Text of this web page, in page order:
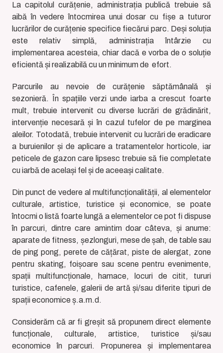
La capitolul curățenie, administrația publică trebuie să
aibă în vedere întocmirea unui dosar cu fișe a tuturor
lucrărilor de curățenie specifice fiecărui parc. Deși soluția
este relativ simplă, administrația întârzie cu
implementarea acesteia, chiar dacă e vorba de o soluție
eficientă și realizabilă cu un minimum de efort.
Parcurile au nevoie de curățenie săptămânală și
sezonieră. În spațiile verzi unde iarba a crescut foarte
mult, trebuie intervenit cu diverse lucrări de grădinărit,
intervenție necesară și în cazul tufelor de pe marginea
aleilor. Totodată, trebuie intervenit cu lucrări de eradicare
a buruienilor și de aplicare a tratamentelor horticole, iar
peticele de gazon care lipsesc trebuie să fie completate
cu iarbă de același fel și de aceeași calitate.
Din punct de vedere al multifuncționalității, al elementelor
culturale, artistice, turistice și economice, se poate
întocmi o listă foarte lungă a elementelor ce pot fi dispuse
în parcuri, dintre care amintim doar câteva, și anume:
aparate de fitness, șezlonguri, mese de șah, de table sau
de ping pong, perete de cățărat, piste de alergat, zone
pentru skating, foișoare sau scene pentru evenimente,
spații multifuncționale, hamace, locuri de citit, tururi
turistice, cafenele, galerii de artă și/sau diferite tipuri de
spații economice ș.a.m.d.
Considerăm că ar fi greșit să propunem direct elemente
funcționale, culturale, artistice, turistice și/sau
economice în parcuri. Propunerea și implementarea